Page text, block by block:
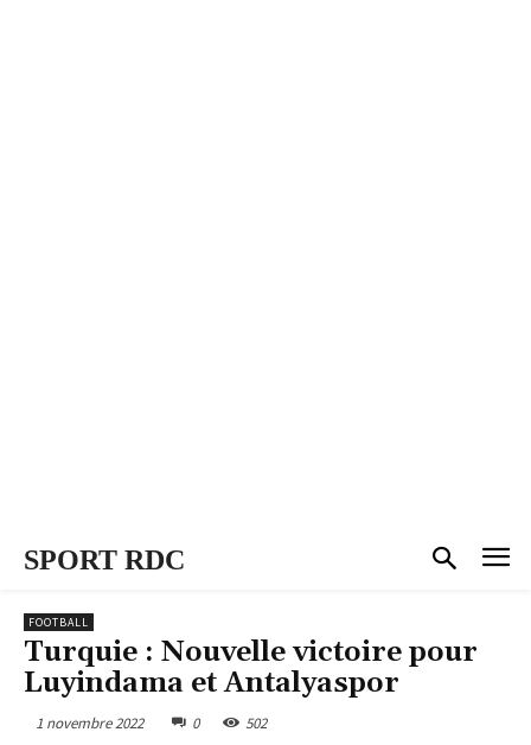
SPORT RDC
FOOTBALL
Turquie : Nouvelle victoire pour
Luyindama et Antalyaspor
1 novembre 2022 0 502